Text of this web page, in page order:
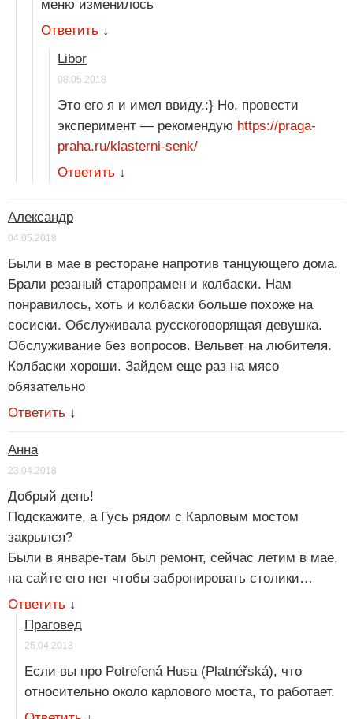
меню изменилось
Ответить ↓
Libor
08.05.2018
Это его я и имел ввиду.:} Но, провести
эксперимент — рекомендую https://praga-
praha.ru/klasterni-senk/
Ответить ↓
Александр
04.05.2018
Были в мае в ресторане напротив танцующего дома.
Брали резаный старопрамен и колбаски. Нам
понравилось, хоть и колбаски больше похоже на
сосиски. Обслуживала русскоговорящая девушка.
Обслуживание без вопросов. Вельвет на любителя.
Колбаски хороши. Зайдем еще раз на мясо
обязательно
Ответить ↓
Анна
23.04.2018
Добрый день!
Подскажите, а Гусь рядом с Карловым мостом
закрылся?
Были в январе-там был ремонт, сейчас летим в мае,
на сайте его нет чтобы забронировать столики…
Ответить ↓
Праговед
25.04.2018
Если вы про Potrefená Husa (Platnéřská), что
относительно около карлового моста, то работает.